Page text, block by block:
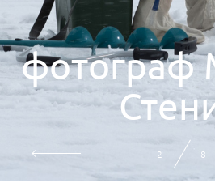
фотограф
3 8